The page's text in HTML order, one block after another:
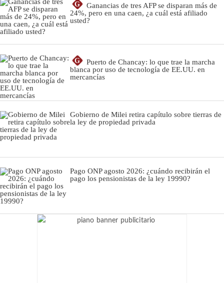
G
Ganancias de tres AFP se disparan más de
24%, pero en una caen, ¿a cuál está afiliado
usted?
G
Puerto de Chancay: lo que trae la marcha
blanca por uso de tecnología de EE.UU. en
mercancías
Gobierno de Milei retira capítulo sobre tierras de
la ley de propiedad privada
Pago ONP agosto 2026: ¿cuándo recibirán el
pago los pensionistas de la ley 19990?